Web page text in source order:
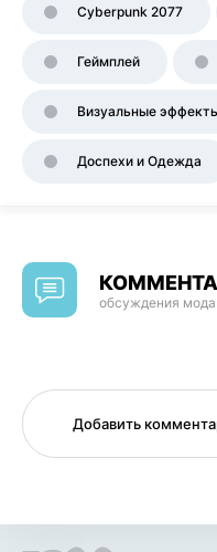
Cyberpunk 2077
Геймплей
Визуальные
Доспехи и Одежда
обсуждения мода
Добавить